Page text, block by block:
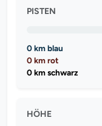
PISTEN
0 km blau
0 km rot
0 km schwarz
HÖHE